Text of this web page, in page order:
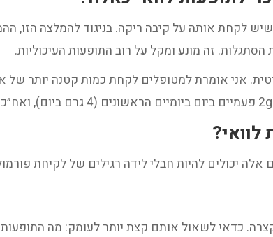
לקחת אותה על קיבה ריקה. בניגוד להמלצה הזו,
הסתגלות. זה מונע ומקל על רוב התופעות העיכוליות.
אלה יכולים להיות חבלי לידה רגילים של לקיחת
כדאי לשאול אותם קצת יותר לעומק: מה